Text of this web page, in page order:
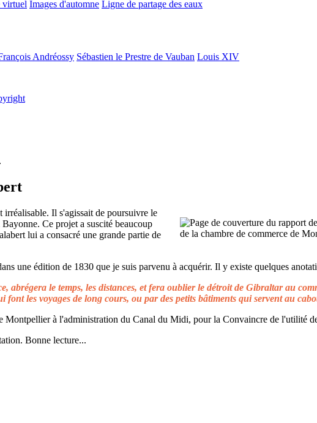
virtuel Images d'automne Ligne de partage des eaux
Andréossy Sébastien le Prestre de Vauban Louis XIV
.
irréalisable. Il s'agissait de poursuivre le
Ce projet a suscité beaucoup
lui a consacré une grande partie de
une édition de 1830 que je suis parvenu à acquérir. Il y existe quelques
abrégera le temps, les distances, et fera oublier le détroit de Gibraltar au
font les voyages de long cours, ou par des petits bâtiments qui servent au
Montpellier à l'administration du Canal du Midi, pour la Convaincre de l'utilité
Bonne lecture...